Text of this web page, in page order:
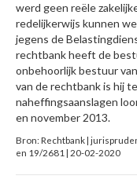
werd geen reële
redelijkerwijs kunnen
jegens de
rechtbank heeft de
onbehoorlijk bestuur
van de rechtbank is hij
naheffingsaanslagen
en november 2013.
Bron: Rechtbank |
en 19/2681 | 20-02-2020